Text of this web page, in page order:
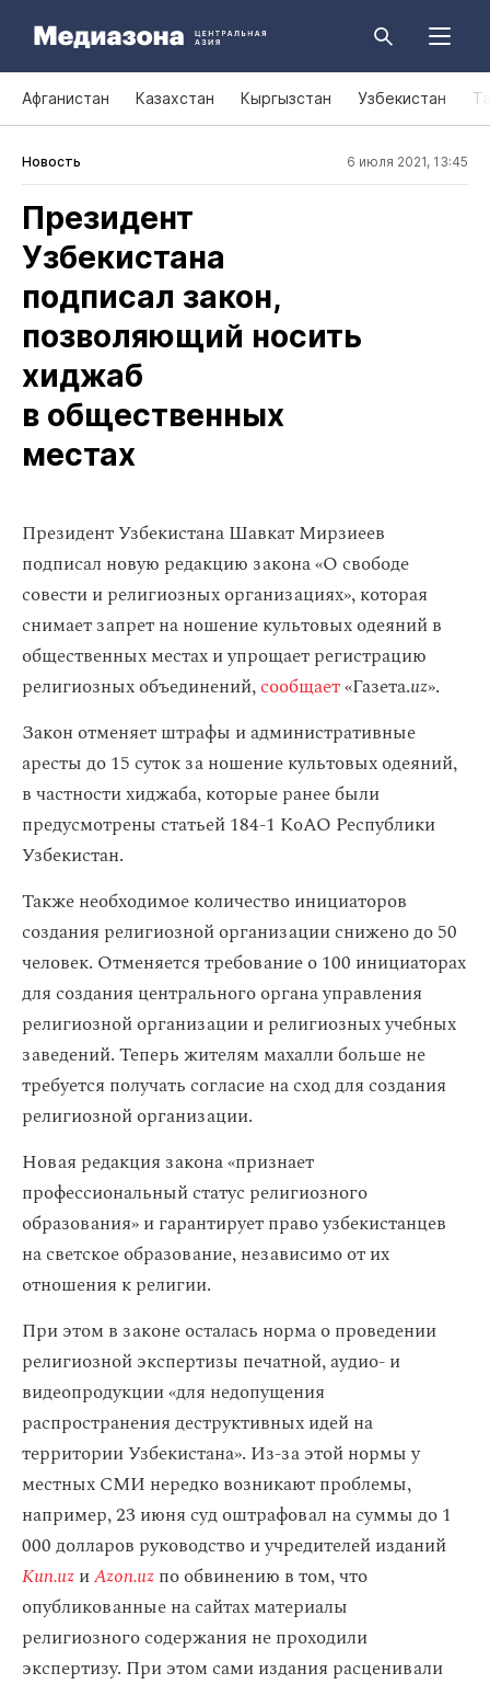
Афганистан Казахстан Кыргызстан Узбекистан
Новость 6 июля 2021, 13:45
Президент
Узбекистана
подписал закон,
позволяющий носить
хиджаб
в общественных
местах
Президент Узбекистана Шавкат Мирзиеев
подписал новую редакцию закона «О свободе
совести и религиозных организациях», которая
снимает запрет на ношение культовых одеяний в
общественных местах и упрощает регистрацию
религиозных объединений,сообщает«Газета.uz».
Закон отменяет штрафы и административные
аресты до 15 суток за ношение культовых одеяний,
в частности хиджаба, которые ранее были
предусмотрены статьей 184-1 КоАО Республики
Узбекистан.
Также необходимое количество инициаторов
создания религиозной организации снижено до 50
человек. Отменяется требование о 100 инициаторах
для создания центрального органа управления
религиозной организации и религиозных учебных
заведений. Теперь жителям махалли больше не
требуется получать согласие на сход для создания
религиозной организации.
Новая редакция закона «признает
профессиональный статус религиозного
образования» и гарантирует право узбекистанцев
на светское образование, независимо от их
отношения к религии.
При этом в законе осталась норма о проведении
религиозной экспертизы печатной, аудио- и
видеопродукции «для недопущения
распространения деструктивных идей на
территории Узбекистана». Из-за этой нормы у
местных СМИ нередко возникают проблемы,
например, 23 июня суд оштрафовал на суммы до 1
000 долларов руководство и учредителей изданий
Kun.uzиAzon.uzпо обвинению в том, что
опубликованные на сайтах материалы
религиозного содержания не проходили
экспертизу. При этом сами издания расценивали